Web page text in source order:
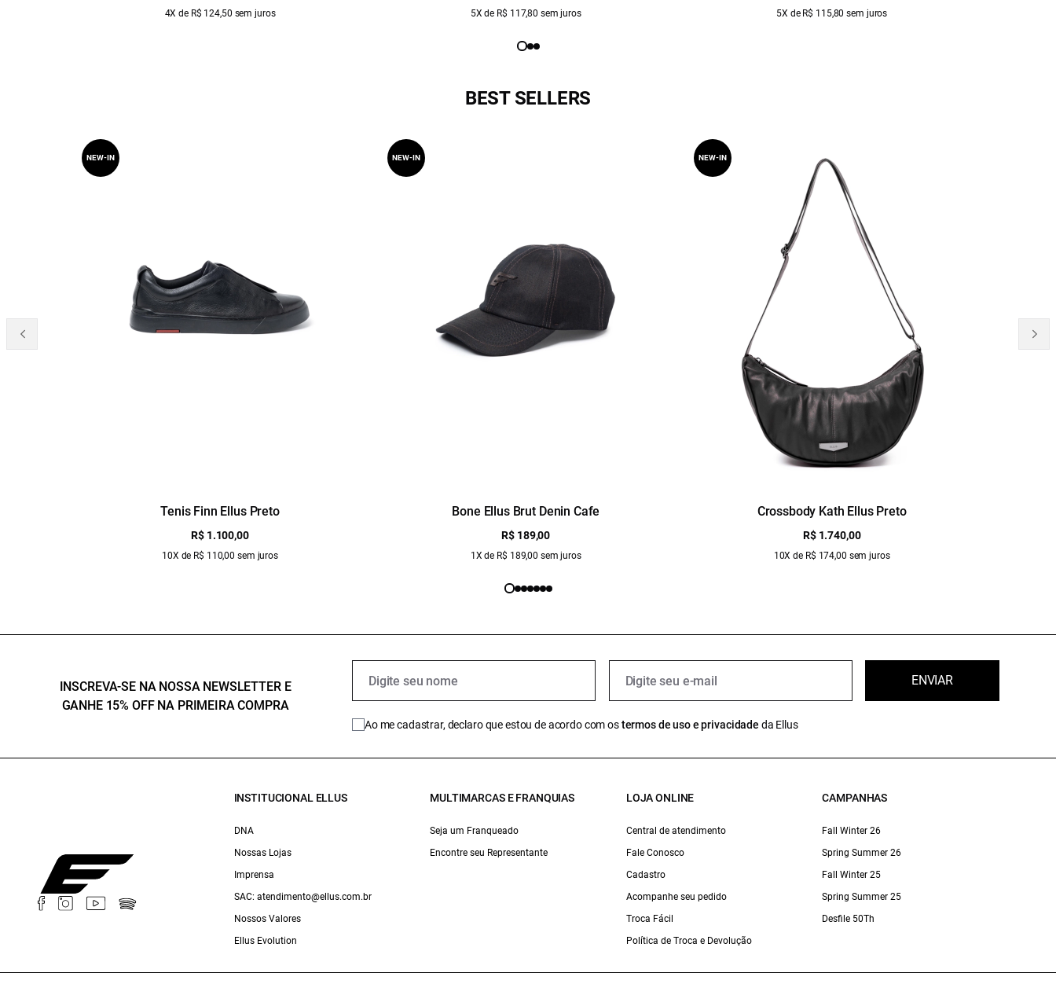
4X de R$ 124,50 sem juros 5X de R$ 117,80 sem juros 5X de R$ 115,80 sem juros
BEST SELLERS
Tenis Finn Ellus Preto
R$ 1.100,00
10X de R$ 110,00 sem juros
NEW-IN
Bone Ellus Brut Denin Cafe
R$ 189,00
1X de R$ 189,00 sem juros
NEW-IN
Crossbody Kath Ellus Preto
R$ 1.740,00
10X de R$ 174,00 sem juros
NEW-IN
INSCREVA-SE NA NOSSA NEWSLETTER E
GANHE 15% OFF NA PRIMEIRA COMPRA
ENVIAR
Ao me cadastrar, declaro que estou de acordo com ostermos de uso e privacidade da Ellus
INSTITUCIONAL ELLUS
DNA
Nossas Lojas
Imprensa
SAC: atendimento@ellus.com.br
Nossos Valores
Ellus Evolution
MULTIMARCAS E FRANQUIAS
Seja um Franqueado
Encontre seu Representante
LOJA ONLINE
Central de atendimento
Fale Conosco
Cadastro
Acompanhe seu pedido
Troca Fácil
Política de Troca e Devolução
CAMPANHAS
Fall Winter 26
Spring Summer 26
Fall Winter 25
Spring Summer 25
Desfile 50Th